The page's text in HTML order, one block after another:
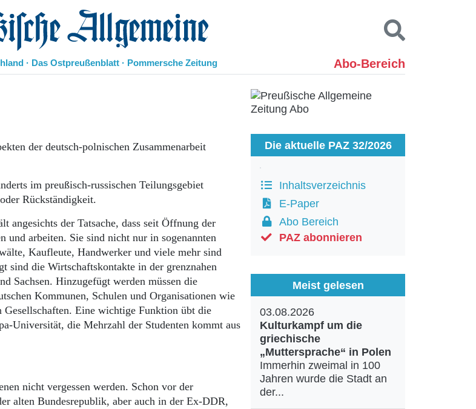
Zeitung
· Das Ostpreußenblatt · Pommersche Zeitung Abo-Bereich
Gesellschaft
Ostpreußen
Pommern
Schlesien
Danzig und Westpreußen
Bücher
Kontakt
der deutsch-polnischen Zusammenarbeit
im preußisch-russischen Teilungsgebiet
Rückständigkeit.
der Tatsache, dass seit Öffnung der
und arbeiten. Sie sind nicht nur in sogenannten
Kaufleute, Handwerker und viele mehr sind
sind die Wirtschaftskontakte in der grenznahen
Sachsen. Hinzugefügt werden müssen die
Kommunen, Schulen und Organisationen wie
Gesellschaften. Eine wichtige Funktion übt die
Universität, die Mehrzahl der Studenten kommt aus
nicht vergessen werden. Schon vor der
alten Bundesrepublik, aber auch in der Ex-DDR,
Die aktuelle PAZ 32/2026
Inhaltsverzeichnis
E-Paper
Abo Bereich
PAZ abonnieren
Meist gelesen
03.08.2026
Kulturkampf um die
griechische
„Muttersprache“ in Polen
Immerhin zweimal in 100
Jahren wurde die Stadt an
der...